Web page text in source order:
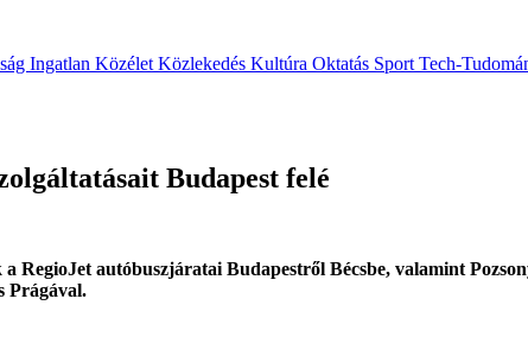
Ingatlan Közélet Közlekedés Kultúra Oktatás Sport Tech-
Budapest felé
RegioJet autóbuszjáratai Budapestről Bécsbe, valamint
Prágával.